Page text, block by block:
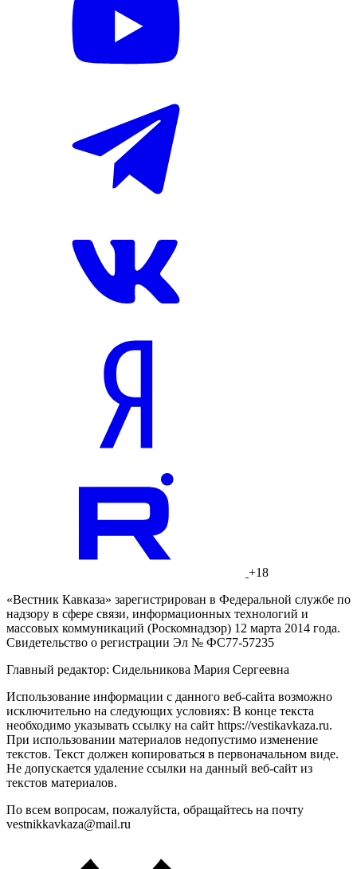
+18
«Вестник Кавказа» зарегистрирован в Федеральной службе по
надзору в сфере связи, информационных технологий и
массовых коммуникаций (Роскомнадзор) 12 марта 2014 года.
Свидетельство о регистрации Эл № ФС77-57235
Главный редактор: Сидельникова Мария Сергеевна
Использование информации с данного веб-сайта возможно
исключительно на следующих условиях: В конце текста
необходимо указывать ссылку на сайт https://vestikavkaza.ru.
При использовании материалов недопустимо изменение
текстов. Текст должен копироваться в первоначальном виде.
Не допускается удаление ссылки на данный веб-сайт из
текстов материалов.
По всем вопросам, пожалуйста, обращайтесь на почту
vestnikkavkaza@mail.ru